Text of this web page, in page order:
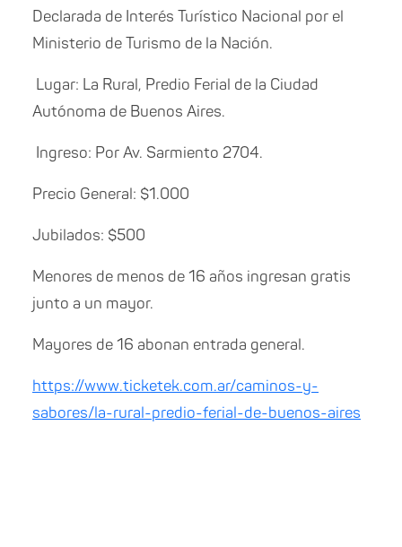
Declarada de Interés Turístico Nacional por el
Ministerio de Turismo de la Nación.
​ Lugar: La Rural, Predio Ferial de la Ciudad
Autónoma de Buenos Aires.
​ Ingreso: Por Av. Sarmiento 2704.
Precio General: $1.000
Jubilados: $500
Menores de menos de 16 años ingresan gratis
junto a un mayor.
Mayores de 16 abonan entrada general.
https://www.ticketek.com.ar/caminos-y-
sabores/la-rural-predio-ferial-de-buenos-aires